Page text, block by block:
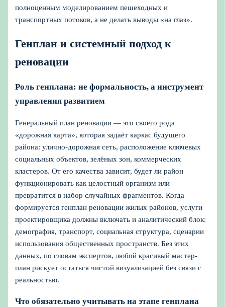
полноценным моделированием пешеходных и
транспортных потоков, а не делать выводы «на глаз».
Генплан и системный подход к
реновации
Роль генплана: не формальность, а инструмент
управления развитием
Генеральный план реновации — это своего рода
«дорожная карта», которая задаёт каркас будущего
района: улично-дорожная сеть, расположение ключевых
социальных объектов, зелёных зон, коммерческих
кластеров. От его качества зависит, будет ли район
функционировать как целостный организм или
превратится в набор случайных фрагментов. Когда
формируется генплан реновации жилых районов, услуги
проектировщика должны включать и аналитический блок:
демография, транспорт, социальная структура, сценарии
использования общественных пространств. Без этих
данных, по словам экспертов, любой красивый мастер-
план рискует остаться чистой визуализацией без связи с
реальностью.
Что обязательно учитывать на этапе генплана